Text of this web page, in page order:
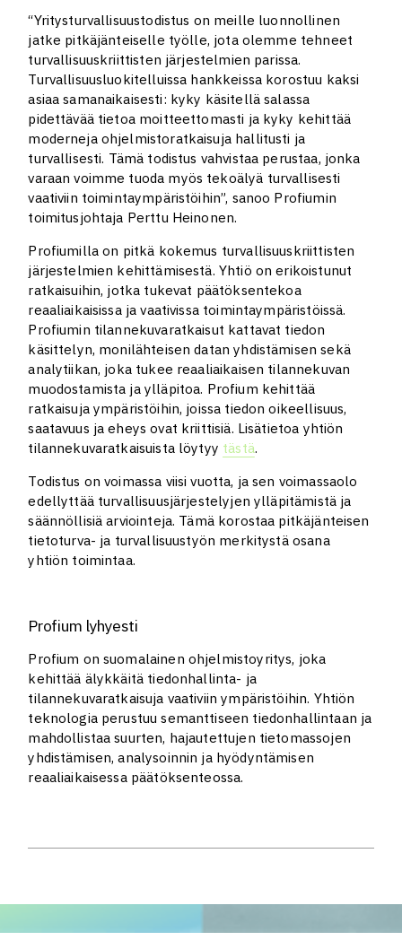
“Yritysturvallisuustodistus on meille luonnollinen
jatke pitkäjänteiselle työlle, jota olemme tehneet
turvallisuuskriittisten järjestelmien parissa.
Turvallisuusluokitelluissa hankkeissa korostuu kaksi
asiaa samanaikaisesti: kyky käsitellä salassa
pidettävää tietoa moitteettomasti ja kyky kehittää
moderneja ohjelmistoratkaisuja hallitusti ja
turvallisesti. Tämä todistus vahvistaa perustaa, jonka
varaan voimme tuoda myös tekoälyä turvallisesti
vaativiin toimintaympäristöihin”, sanoo Profiumin
toimitusjohtaja Perttu Heinonen.
Profiumilla on pitkä kokemus turvallisuuskriittisten
järjestelmien kehittämisestä. Yhtiö on erikoistunut
ratkaisuihin, jotka tukevat päätöksentekoa
reaaliaikaisissa ja vaativissa toimintaympäristöissä.
Profiumin tilannekuvaratkaisut kattavat tiedon
käsittelyn, monilähteisen datan yhdistämisen sekä
analytiikan, joka tukee reaaliaikaisen tilannekuvan
muodostamista ja ylläpitoa. Profium kehittää
ratkaisuja ympäristöihin, joissa tiedon oikeellisuus,
saatavuus ja eheys ovat kriittisiä. Lisätietoa yhtiön
tilannekuvaratkaisuista löytyy tästä.
Todistus on voimassa viisi vuotta, ja sen voimassaolo
edellyttää turvallisuusjärjestelyjen ylläpitämistä ja
säännöllisiä arviointeja. Tämä korostaa pitkäjänteisen
tietoturva- ja turvallisuustyön merkitystä osana
yhtiön toimintaa.
Profium lyhyesti
Profium on suomalainen ohjelmistoyritys, joka
kehittää älykkäitä tiedonhallinta- ja
tilannekuvaratkaisuja vaativiin ympäristöihin. Yhtiön
teknologia perustuu semanttiseen tiedonhallintaan ja
mahdollistaa suurten, hajautettujen tietomassojen
yhdistämisen, analysoinnin ja hyödyntämisen
reaaliaikaisessa päätöksenteossa.